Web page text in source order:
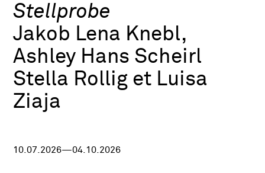
Stellprobe
Jakob Lena Knebl,
Ashley Hans Scheirl
Stella Rollig et Luisa
Ziaja
10.07.2026—04.10.2026